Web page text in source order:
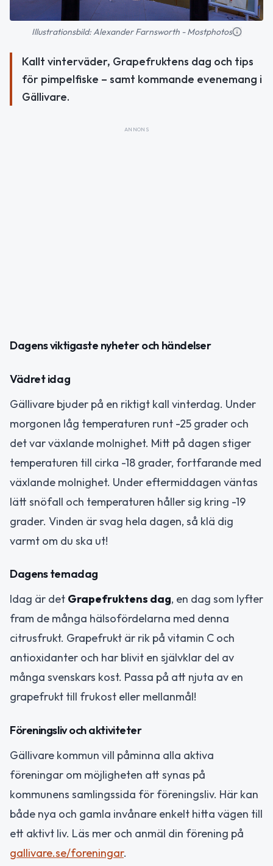
Illustrationsbild: Alexander Farnsworth - Mostphotos
Kallt vinterväder, Grapefruktens dag och tips
för pimpelfiske – samt kommande evenemang i
Gällivare.
ANNONS
Dagens viktigaste nyheter och händelser
Vädret idag
Gällivare bjuder på en riktigt kall vinterdag. Under
morgonen låg temperaturen runt -25 grader och
det var växlande molnighet. Mitt på dagen stiger
temperaturen till cirka -18 grader, fortfarande med
växlande molnighet. Under eftermiddagen väntas
lätt snöfall och temperaturen håller sig kring -19
grader. Vinden är svag hela dagen, så klä dig
varmt om du ska ut!
Dagens temadag
Idag är det Grapefruktens dag, en dag som lyfter
fram de många hälsofördelarna med denna
citrusfrukt. Grapefrukt är rik på vitamin C och
antioxidanter och har blivit en självklar del av
många svenskars kost. Passa på att njuta av en
grapefrukt till frukost eller mellanmål!
Föreningsliv och aktiviteter
Gällivare kommun vill påminna alla aktiva
föreningar om möjligheten att synas på
kommunens samlingssida för föreningsliv. Här kan
både nya och gamla invånare enkelt hitta vägen till
ett aktivt liv. Läs mer och anmäl din förening på
gallivare.se/foreningar.